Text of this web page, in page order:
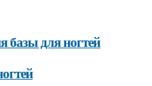
базы для ногтей